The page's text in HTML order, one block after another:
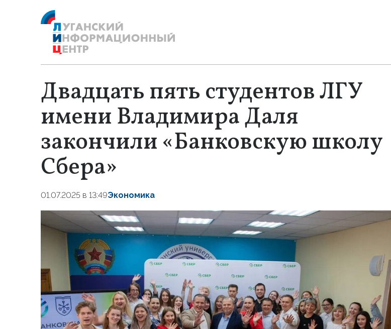
Двадцать пять студентов ЛГУ
имени Владимира Даля
закончили «Банковскую школу
Сбера»
01.07.2025 в 13:49Экономика